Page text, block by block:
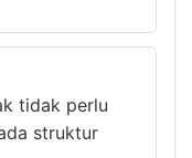
tidak perlu
struktur